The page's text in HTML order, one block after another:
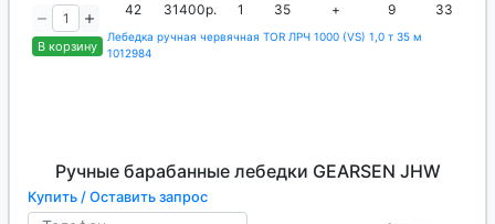
В корзину
42 31400р. 1 35 + 9 33
Лебедка ручная червячная TOR ЛРЧ 1000 (VS) 1,0 т 35 м
1012984
Ручные барабанные лебедки GEARSEN JHW
Купить / Оставить запрос